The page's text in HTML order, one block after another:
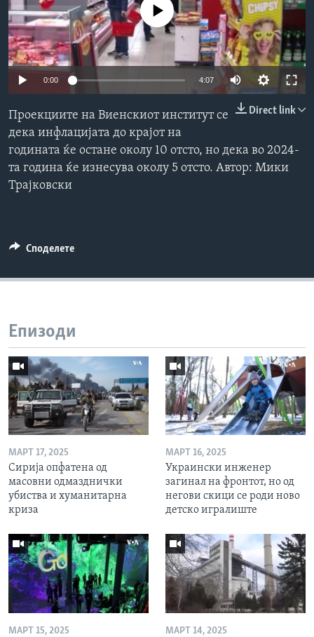
ИНТЕРВЈУА
Јазици
No media source currently available
0:00 4:07
Direct link
Проекциите на Виенскиот институт се
дека инфлацијата до крајот на
годината ќе остане околу 10 отсто, но дека во 2024-
та година ќе изнесува околу 5 отсто. Автор: Мики
Трајковски
Споделете
Епизоди
МАРТ 17, 2025
Сирија опфатена од
масовни одмазднички
убиства и хуманитарна
криза
МАРТ 16, 2025
Украински инженер
загинал на фронтот, но од
негови скици се роди ново
детско игралиште
МАРТ 15, 2025 МАРТ 14, 2025